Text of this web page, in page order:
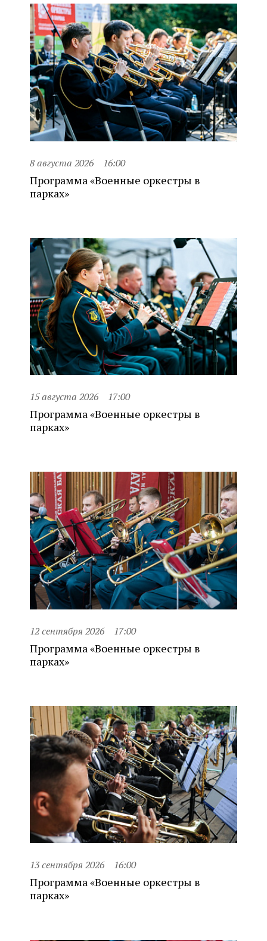
8 августа 2026 16:00
Программа «Военные оркестры в
парках»
15 августа 2026 17:00
Программа «Военные оркестры в
парках»
12 сентября 2026 17:00
Программа «Военные оркестры в
парках»
13 сентября 2026 16:00
Программа «Военные оркестры в
парках»